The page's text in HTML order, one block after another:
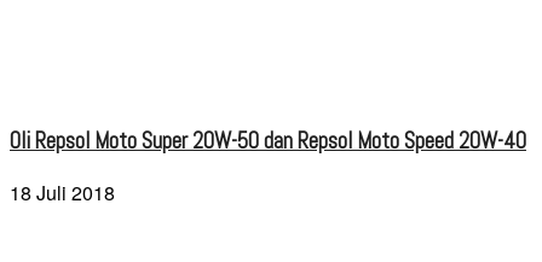
Oli Repsol Moto Super 20W-50 dan Repsol Moto Speed 20W-40
18 Juli 2018